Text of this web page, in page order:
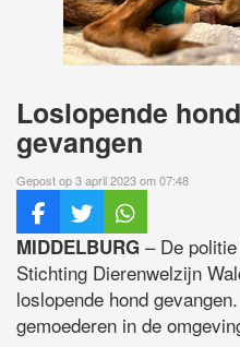
Loslopende
gevangen
Gepost op 3 april 2023 om 07:48
MIDDELBURG – De
Stichting Dierenwelzijn
loslopende hond
gemoederen in de